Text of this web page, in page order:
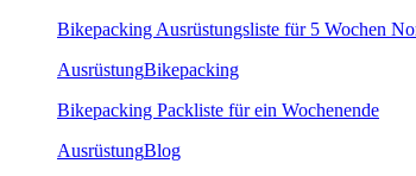
Bikepacking Ausrüstungsliste für 5 Wochen
AusrüstungBikepacking
Bikepacking Packliste für ein Wochenende
AusrüstungBlog